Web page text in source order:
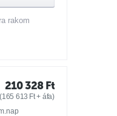
rakom
210 328 Ft
(165 613 Ft+ áfa)